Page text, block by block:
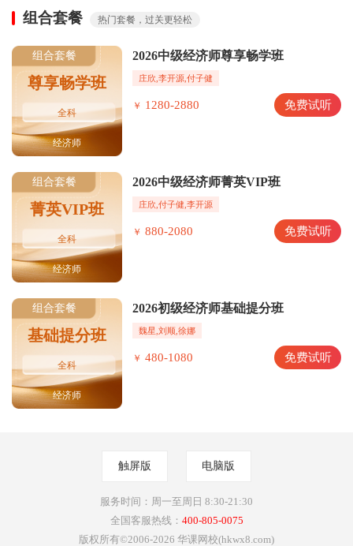
组合套餐 热门套餐，过关更轻松
组合套餐
尊享畅学班
全科
经济师
2026中级经济师尊享畅学班
庄欣,李开源,付子健
￥ 1280-2880 免费试听
组合套餐
菁英VIP班
全科
经济师
2026中级经济师菁英VIP班
庄欣,付子健,李开源
￥ 880-2080 免费试听
组合套餐
基础提分班
全科
经济师
2026初级经济师基础提分班
魏星,刘顺,徐娜
￥ 480-1080 免费试听
触屏版 电脑版
服务时间：周一至周日 8:30-21:30
全国客服热线： 400-805-0075
版权所有©2006-2026 华课网校(hkwx8.com)